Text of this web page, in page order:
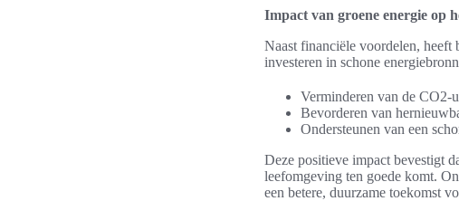
Impact van groene energie op
Naast financiële voordelen, heeft
investeren in schone
Verminderen van de CO2-
Bevorderen van
Ondersteunen van een
Deze positieve impact bevestigt
leefomgeving ten goede komt.
een betere, duurzame toekomst